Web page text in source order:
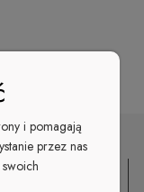
i pomagają
przez nas